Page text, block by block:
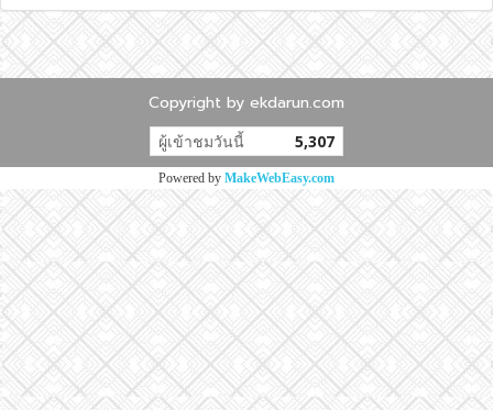
Copyright by ekdarun.com
ผู้เข้าชมวันนี้ 5,307
Powered by MakeWebEasy.com